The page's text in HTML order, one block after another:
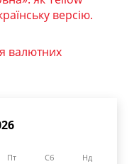
версію.
валютних
Пт Сб Нд